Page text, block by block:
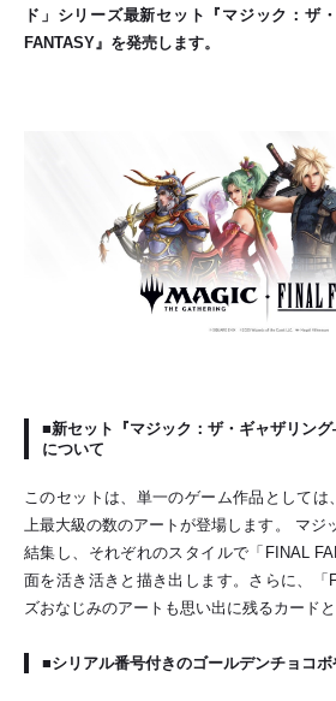
ド」シリーズ最新セット『マジック：
FANTASY』を発売します。
■新セット『マジック：ザ・ギャザリン
について
このセットは、単一のゲーム作品としては
上最大級の数のアートが登場します。 マジ
結集し、それぞれのスタイルで「FINAL
面を活き活きと描き出します。さらに、「
ズおなじみのアートも思い出に残るカード
■シリアル番号付きのゴールデンチョコ